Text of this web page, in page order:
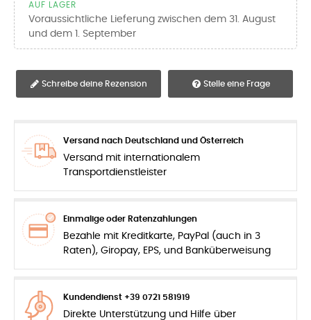
AUF LAGER
Voraussichtliche Lieferung zwischen dem 31. August
und dem 1. September
Schreibe deine Rezension Stelle eine Frage
Versand nach Deutschland und Österreich
Versand mit internationalem
Transportdienstleister
Einmalige oder Ratenzahlungen
Bezahle mit Kreditkarte, PayPal (auch in 3
Raten), Giropay, EPS, und Banküberweisung
Kundendienst +39 0721 581919
Direkte Unterstützung und Hilfe über